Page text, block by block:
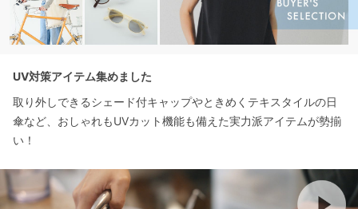
UV対策アイテム集めました
取り外しできるシェード付キャップやときめくテキスタイルの日
傘など、おしゃれもUVカット機能も備えた実力派アイテムが勢揃
い！